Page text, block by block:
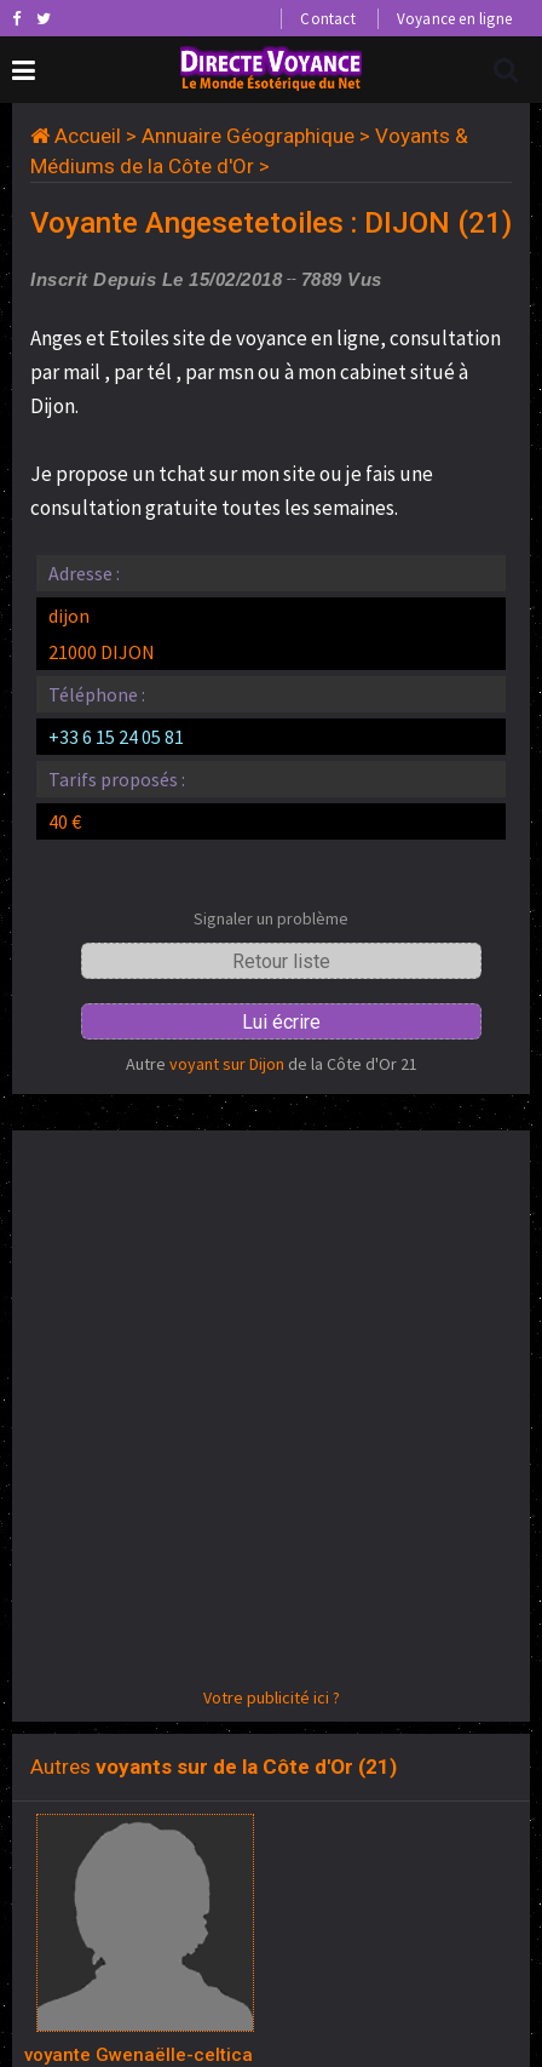
Contact Voyance en ligne
Accueil > Annuaire Géographique > Voyants &
Médiums de la Côte d'Or >
Voyante Angesetetoiles : DIJON (21)
Inscrit Depuis Le 15/02/2018 7889 Vus
Anges et Etoiles site de voyance en ligne, consultation
par mail , par tél , par msn ou à mon cabinet situé à
Dijon.
Je propose un tchat sur mon site ou je fais une
consultation gratuite toutes les semaines.
Adresse :
dijon
21000 DIJON
Téléphone :
+33 6 15 24 05 81
Tarifs proposés :
40 €
Signaler un problème
Retour liste
Lui écrire
Autre voyant sur Dijon de la Côte d'Or 21
Votre publicité ici ?
Autres voyants sur de la Côte d'Or (21)
voyante Gwenaëlle-celtica